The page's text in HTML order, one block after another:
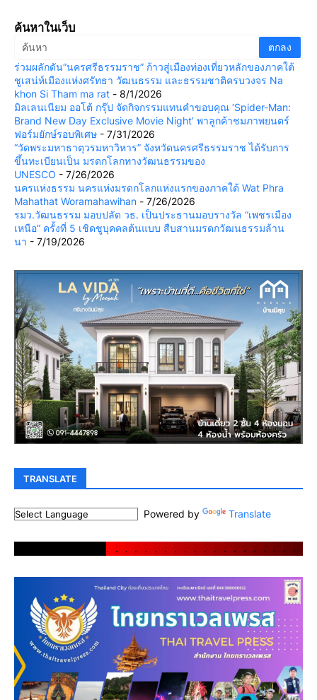
ค้นหาในเว็บ
ร่วมผลักดัน“นครศรีธรรมราช” ก้าวสู่เมืองท่องเที่ยวหลักของภาคใต้
ชูเสน่ห์เมืองแห่งศรัทธา วัฒนธรรม และธรรมชาติครบวงจร Na
khon Si Tham ma rat - 8/1/2026
มิลเลนเนียม ออโต้ กรุ๊ป จัดกิจกรรมแทนคำขอบคุณ ‘Spider-Man:
Brand New Day Exclusive Movie Night’ พาลูกค้าชมภาพยนตร์
ฟอร์มยักษ์รอบพิเศษ - 7/31/2026
“วัดพระมหาธาตุวรมหาวิหาร” จังหวัดนครศรีธรรมราช ได้รับการ
ขึ้นทะเบียนเป็น มรดกโลกทางวัฒนธรรมของ
UNESCO - 7/26/2026
นครแห่งธรรม นครแห่งมรดกโลกแห่งแรกของภาคใต้ Wat Phra
Mahathat Woramahawihan - 7/26/2026
รมว.วัฒนธรรม มอบปลัด วธ. เป็นประธานมอบรางวัล “เพชรเมือง
เหนือ” ครั้งที่ 5 เชิดชูบุคคลต้นแบบ สืบสานมรดกวัฒนธรรมล้าน
นา - 7/19/2026
TRANSLATE
Powered by Translate
. . . . . . . . . . . . . . . . . . . .